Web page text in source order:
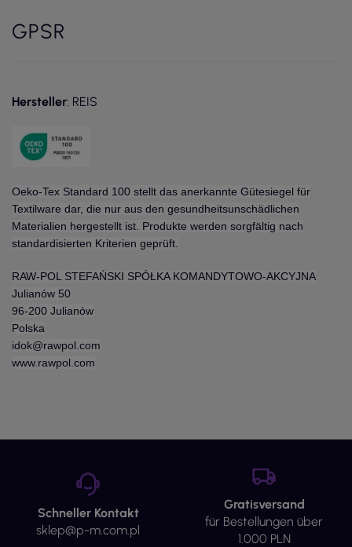
GPSR
Hersteller: REIS
Oeko-Tex Standard 100 stellt das anerkannte Gütesiegel für
Textilware dar, die nur aus den gesundheitsunschädlichen
Materialien hergestellt ist. Produkte werden sorgfältig nach
standardisierten Kriterien geprüft.
RAW-POL STEFAŃSKI SPÓŁKA KOMANDYTOWO-AKCYJNA
Julianów 50
96-200 Julianów
Polska
idok@rawpol.com
www.rawpol.com
Schneller Kontakt
sklep@p-m.com.pl
Gratisversand
für Bestellungen über
1.000 PLN